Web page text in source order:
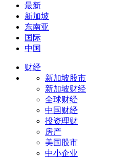
最新
新加坡
东南亚
国际
中国
财经
新加坡股市
新加坡财经
全球财经
中国财经
投资理财
房产
美国股市
中小企业